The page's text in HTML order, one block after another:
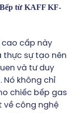
Bếp từ KAFF KF-
cao cấp này
thực sự tạo nên
và tư duy
Nó không chỉ
chiếc bếp gas
về công nghệ